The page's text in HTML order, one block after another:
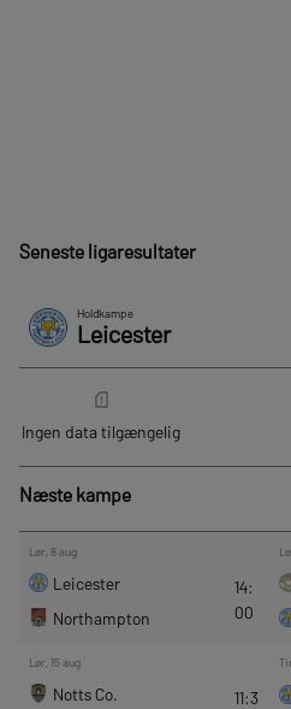
Seneste ligaresultater
Næste kampe